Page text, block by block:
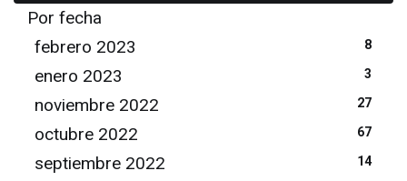
Por fecha
febrero 2023
8
enero 2023 3
noviembre 2022 27
octubre 2022 67
septiembre 2022 14